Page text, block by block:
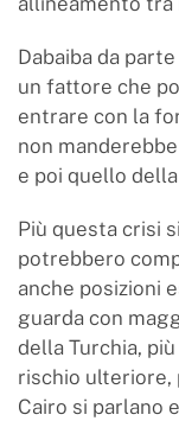
Dabaiba da
un fattore che
entrare con la
non
e poi quello
Più questa crisi
potrebbero
anche posizioni
guarda con
della Turchia,
rischio ulteriore,
Cairo si parlano